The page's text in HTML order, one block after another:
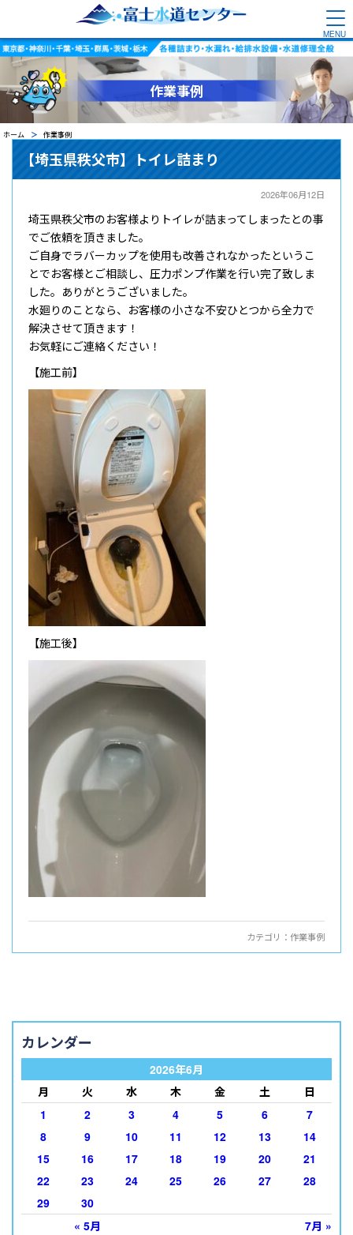
作業事例
ホーム 作業事例
【埼玉県秩父市】トイレ詰まり
2026年06月12日
埼玉県秩父市のお客様よりトイレが詰まってしまったとの事
でご依頼を頂きました。
ご自身でラバーカップを使用も改善されなかったというこ
とでお客様とご相談し、圧力ポンプ作業を行い完了致しま
した。ありがとうございました。
水廻りのことなら、お客様の小さな不安ひとつから全力で
解決させて頂きます！
お気軽にご連絡ください！
【施工前】
【施工後】
カテゴリ： 作業事例
カレンダー
2026年6月
月
火 水 木 金 土 日
« 5月 7月 »
1 2 3 4 5 6
7
8
9 10 11 12 13
14
15
16 17 18 19 20
21
22
23 24 25 26 27
28
29
30